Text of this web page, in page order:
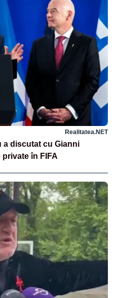
Realitatea.NET
a discutat cu Gianni
în FIFA